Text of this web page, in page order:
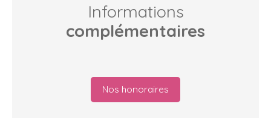
Informations
complémentaires
Nos honoraires